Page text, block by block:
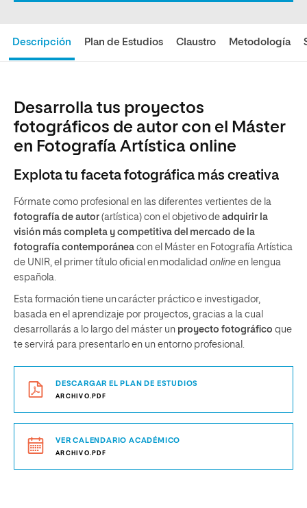
Descripción Plan de Estudios Claustro Metodología
Desarrolla tus proyectos
fotográficos de autor con el Máster
en Fotografía Artística online
Explota tu faceta fotográfica más creativa
Fórmate como profesional en las diferentes vertientes de la
fotografía de autor (artística) con el objetivo de adquirir la
visión más completa y competitiva del mercado de la
fotografía contemporánea con el Máster en Fotografía Artística
de UNIR, el primer título oficial en modalidad online en lengua
española.
Esta formación tiene un carácter práctico e investigador,
basada en el aprendizaje por proyectos, gracias a la cual
desarrollarás a lo largo del máster un proyecto fotográfico que
te servirá para presentarlo en un entorno profesional.
DESCARGAR EL PLAN DE ESTUDIOS
ARCHIVO.PDF
VER CALENDARIO ACADÉMICO
ARCHIVO.PDF